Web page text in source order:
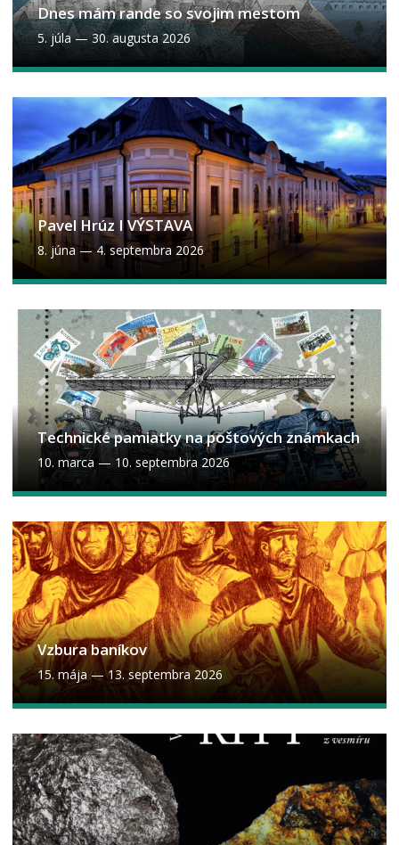
Dnes mám rande so svojim mestom
5. júla—30. augusta 2026
Pavel Hrúz I VÝSTAVA
8. júna—4. septembra 2026
Technické pamiatky na poštových známkach
10. marca — 10. septembra 2026
Vzbura baníkov
15. mája —13. septembra 2026